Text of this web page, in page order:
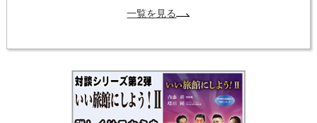
一覧を見る